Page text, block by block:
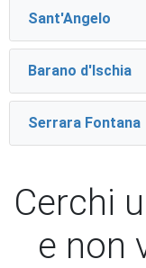
Sant'Angelo
Barano d'Ischia
Serrara Fontana
Cerchi
e non